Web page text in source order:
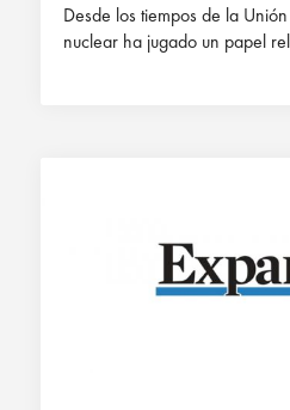
Desde los tiempos de la
nuclear ha jugado un papel